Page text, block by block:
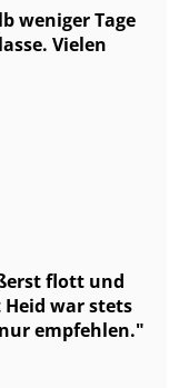
weniger Tage
Vielen
flott und
war stets
empfehlen.